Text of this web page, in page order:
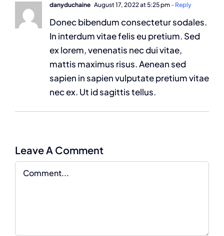
danyduchaine August 17, 2022 at 5:25 pm- Reply
Donec bibendum consectetur sodales.
In interdum vitae felis eu pretium. Sed
ex lorem, venenatis nec dui vitae,
mattis maximus risus. Aenean sed
sapien in sapien vulputate pretium vitae
nec ex. Ut id sagittis tellus.
Leave A Comment
Comment